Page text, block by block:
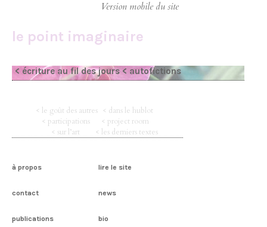
le point imaginaire
< écriture au fil des jours < autofictions
< le goût des autres < dans le hublot
< participations
< project room
< sur l’art
< les derniers textes
à propos lire le site
contact news
publications bio